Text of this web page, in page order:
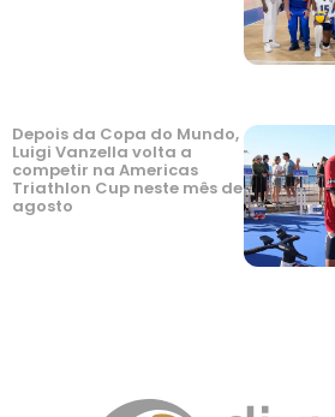
Depois da Copa do Mundo,
Luigi Vanzella volta a
competir na Americas
Triathlon Cup neste mês de
agosto